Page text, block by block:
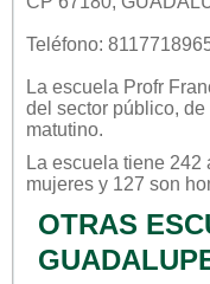
Teléfono:
La escuela Profr
del sector público,
matutino.
La escuela tiene 242
mujeres y 127 son
OTRAS